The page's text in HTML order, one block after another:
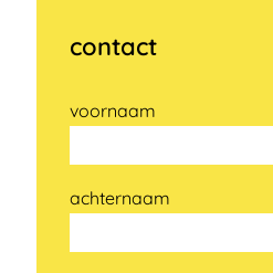
contact
voornaam
achternaam